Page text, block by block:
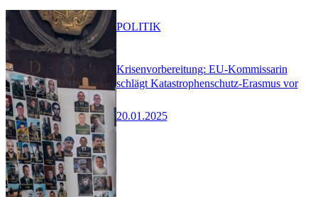
Krisenvorbereitung: EU-Kommissarin
schlägt Katastrophenschutz-Erasmus vor
20.01.2025
POLITIK